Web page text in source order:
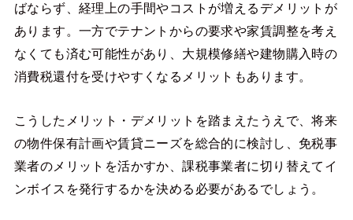
ばならず、経理上の手間やコストが増えるデメリットが
あります。一方でテナントからの要求や家賃調整を考え
なくても済む可能性があり、大規模修繕や建物購入時の
消費税還付を受けやすくなるメリットもあります。
こうしたメリット・デメリットを踏まえたうえで、将来
の物件保有計画や賃貸ニーズを総合的に検討し、免税事
業者のメリットを活かすか、課税事業者に切り替えてイ
ンボイスを発行するかを決める必要があるでしょう。